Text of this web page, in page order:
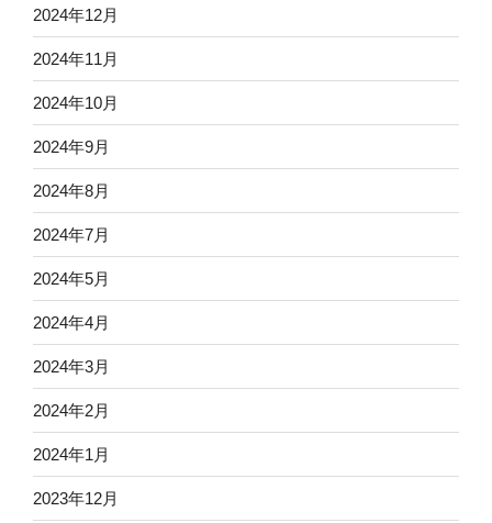
2024年12月
2024年11月
2024年10月
2024年9月
2024年8月
2024年7月
2024年5月
2024年4月
2024年3月
2024年2月
2024年1月
2023年12月